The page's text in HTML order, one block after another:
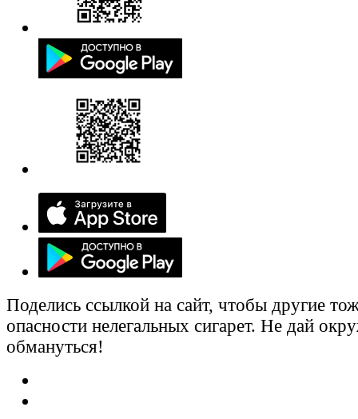
Поделись ссылкой на сайт, чтобы другие
опасности нелегальных сигарет. Не дай
обмануться!